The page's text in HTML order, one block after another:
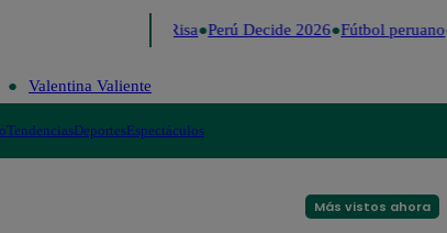
Me Caigo de Risa Perú Decide 2026 Fútbol peruano
Valentina Valiente
TendenciasDeportesEspectáculos
Más vistos ahora